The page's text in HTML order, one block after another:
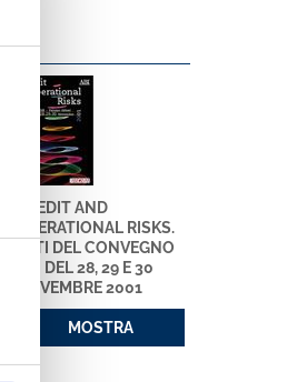
CREDIT AND
OPERATIONAL RISKS.
ATTI DEL CONVEGNO
ABI DEL 28, 29 E 30
NOVEMBRE 2001
MOSTRA